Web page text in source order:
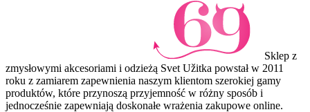
Sklep z
zmysłowymi akcesoriami i odzieżą Svet Užitka powstał w 2011
roku z zamiarem zapewnienia naszym klientom szerokiej gamy
produktów, które przynoszą przyjemność w różny sposób i
jednocześnie zapewniają doskonałe wrażenia zakupowe online.